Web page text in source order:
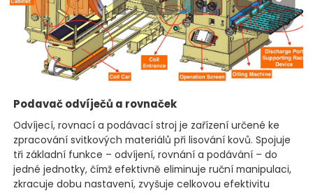
Podavač odvíječů a rovnaček
Odvíjecí, rovnací a podávací stroj je zařízení určené ke
zpracování svitkových materiálů při lisování kovů. Spojuje
tři základní funkce – odvíjení, rovnání a podávání – do
jedné jednotky, čímž efektivně eliminuje ruční manipulaci,
zkracuje dobu nastavení, zvyšuje celkovou efektivitu